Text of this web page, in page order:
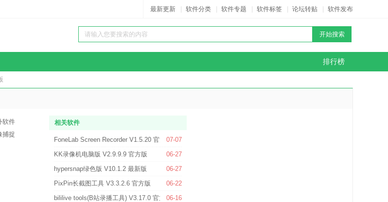
最新更新 软件分类 软件专题 软件标签 论坛转贴 软件发布
排行榜
软件
捕捉
相关软件
07-07
FoneLab Screen Recorder V1.5.20 官方版
06-27
KK录像机电脑版 V2.9.9.9 官方版
06-27
hypersnap绿色版 V10.1.2 最新版
06-22
PixPin长截图工具 V3.3.2.6 官方版
06-16
bililive tools(B站录播工具) V3.17.0 官方版